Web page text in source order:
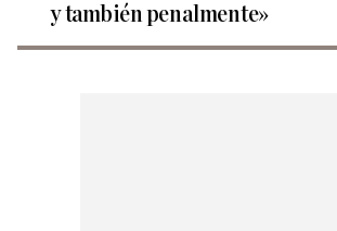
y también penalmente»